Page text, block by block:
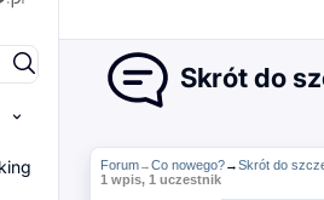
Skrót do
Forum→Co nowego?→Skrót do
1 wpis, 1 uczestnik